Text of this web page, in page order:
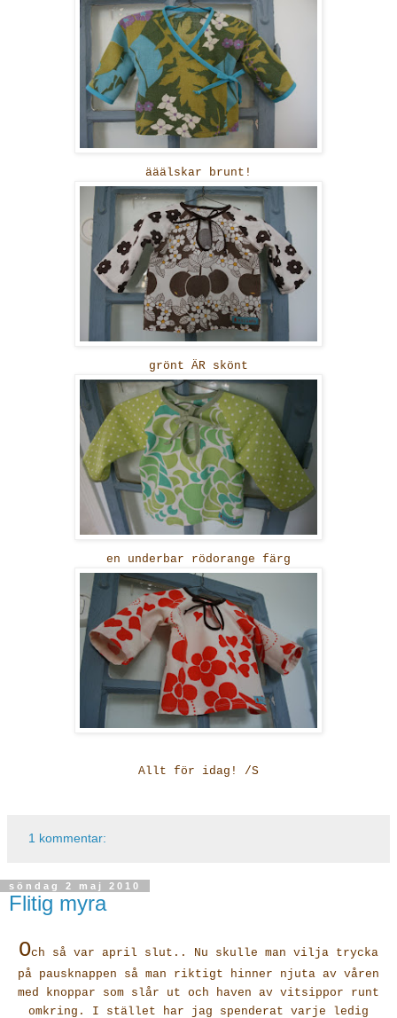
ääälskar brunt!
grönt ÄR skönt
en underbar rödorange färg
Allt för idag! /S
1 kommentar:
söndag 2 maj 2010
Flitig myra
Och så var april slut.. Nu skulle man vilja trycka
på pausknappen så man riktigt hinner njuta av våren
med knoppar som slår ut och haven av vitsippor runt
omkring. I stället har jag spenderat varje ledig